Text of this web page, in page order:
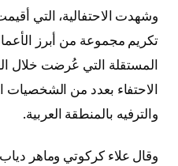
تكريم مجموعة من أبرز
المستقلة التي عُرضت خلال
الاحتفاء بعدد من الشخصيات
والترفيه بالمنطقة العربية.
وقال علاء كركوتي وماهر